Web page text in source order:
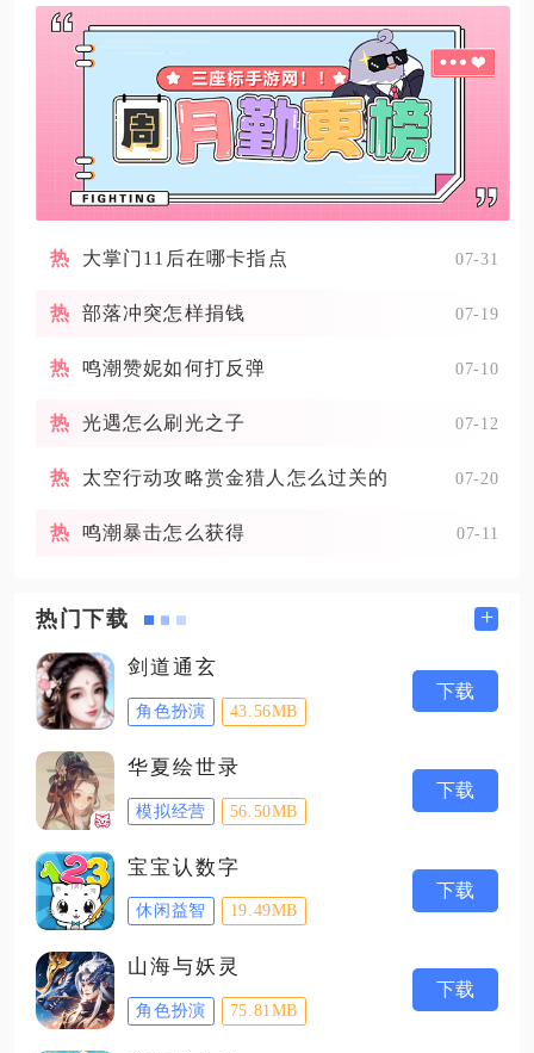
大掌门11后在哪卡指点 07-31
部落冲突怎样捐钱 07-19
鸣潮赞妮如何打反弹 07-10
光遇怎么刷光之子 07-12
太空行动攻略赏金猎人怎么过关的 07-20
鸣潮暴击怎么获得 07-11
热门下载 +
剑道通玄
角色扮演 43.56MB
下载
华夏绘世录
模拟经营 56.50MB
下载
宝宝认数字
休闲益智 19.49MB
下载
山海与妖灵
角色扮演 75.81MB
下载